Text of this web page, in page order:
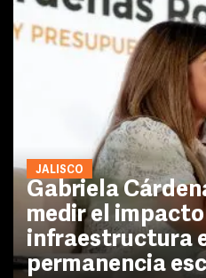
JALISCO
Gabriela
medir el
infraestructura
permanencia